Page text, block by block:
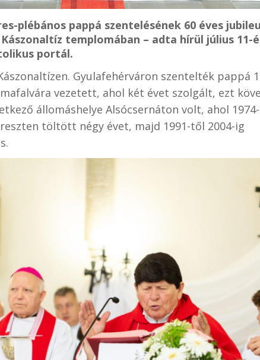
plébános pappá szentelésének 60 éves
templomában – adta hírül július 11-
portál.
Gyulafehérváron szentelték pappá
vezetett, ahol két évet szolgált, ezt
állomáshelye Alsócsernáton volt, ahol
töltött négy évet, majd 1991-től 2004-ig